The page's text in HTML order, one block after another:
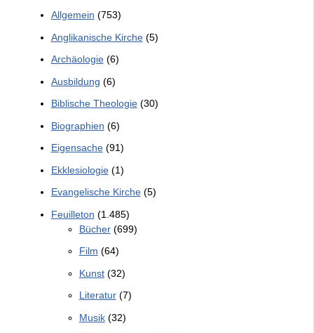
Allgemein (753)
Anglikanische Kirche(5)
Archäologie(6)
Ausbildung (6)
Biblische Theologie(30)
Biographien (6)
Eigensache(91)
Ekklesiologie(1)
Evangelische Kirche(5)
Feuilleton (1.485)
Bücher(699)
Film (64)
Kunst(32)
Literatur(7)
Musik(32)